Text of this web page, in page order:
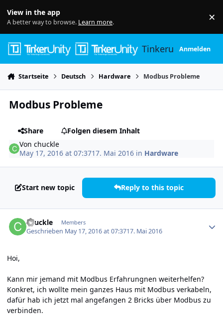
View in the app
A better way to browse. Learn more. ×
TinkerunityAnmelden
Startseite Deutsch Hardware Modbus Probleme
Modbus Probleme
Share
Folgen diesem Inhalt
Vonchuckle
May 17, 2016 at 07:3717. Mai 2016 in Hardware
Start new topic Reply to this topic
chuckle Members
Geschrieben May 17, 2016 at 07:3717. Mai 2016
Hoi,
Kann mir jemand mit Modbus Erfahrungnen weiterhelfen?
Konkret, ich wollte mein ganzes Haus mit Modbus verkabeln,
dafür hab ich jetzt mal angefangen 2 Bricks über Modbus zu
verbinden.